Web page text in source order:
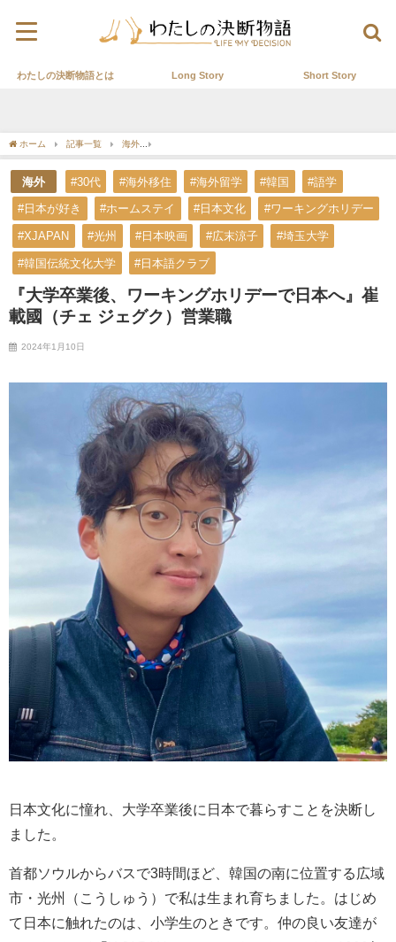
わたしの決断物語とは Long Story Short Story
ホーム 記事一覧 海外
海外 #30代 #海外移住 #海外留学 #韓国 #語学
#日本が好き #ホームステイ #日本文化 #ワーキングホリデー
#XJAPAN #光州 #日本映画 #広末涼子 #埼玉大学
#韓国伝統文化大学 #日本語クラブ
『大学卒業後、ワーキングホリデーで日本へ』崔
載國（チェ ジェグク）営業職
2024年1月10日
日本文化に憧れ、大学卒業後に日本で暮らすことを決断し
ました。
首都ソウルからバスで3時間ほど、韓国の南に位置する広域
市・光州（こうしゅう）で私は生まれ育ちました。はじめ
て日本に触れたのは、小学生のときです。仲の良い友達が